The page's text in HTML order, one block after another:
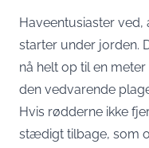
Haveentusiaster
starter under jorden.
nå helt op til en
den vedvarende
Hvis rødderne ikke
stædigt tilbage, som